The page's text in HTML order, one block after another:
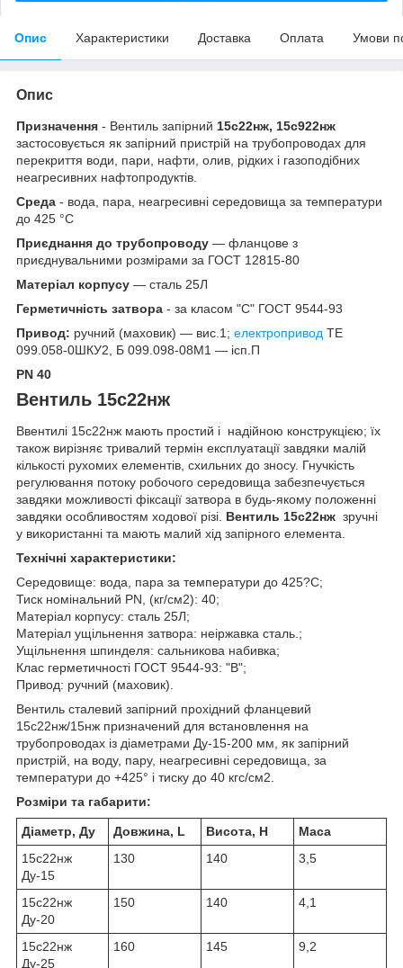
Опис Характеристики Доставка Оплата Умови
Опис
Призначення - Вентиль запірний 15с22нж, 15с922нж
застосовується як запірний пристрій на трубопроводах для
перекриття води, пари, нафти, олив, рідких і газоподібних
неагресивних нафтопродуктів.
Среда - вода, пара, неагресивні середовища за температури
до 425 °C
Приєднання до трубопроводу — фланцове з
приєднувальними розмірами за ГОСТ 12815-80
Матеріал корпусу — сталь 25Л
Герметичність затвора - за класом "С" ГОСТ 9544-93
Привод: ручний (маховик) — вис.1; електропривод ТЕ
099.058-0ШКУ2, Б 099.098-08М1 — ісп.П
PN 40
Вентиль 15с22нж
Ввентилі 15с22нж мають простий і надійною конструкцією; їх
також вирізняє тривалий термін експлуатації завдяки малій
кількості рухомих елементів, схильних до зносу. Гнучкість
регулювання потоку робочого середовища забезпечується
завдяки можливості фіксації затвора в будь-якому положенні
завдяки особливостям ходової різі. Вентиль 15с22нж зручні
у використанні та мають малий хід запірного елемента.
Технічні характеристики:
Середовище: вода, пара за температури до 425?С;
Тиск номінальний PN, (кг/см2): 40;
Матеріал корпусу: сталь 25Л;
Матеріал ущільнення затвора: неіржавка сталь.;
Ущільнення шпинделя: сальникова набивка;
Клас герметичності ГОСТ 9544-93: "В";
Привод: ручний (маховик).
Вентиль сталевий запірний прохідний фланцевий
15с22нж/15нж призначений для встановлення на
трубопроводах із діаметрами Ду-15-200 мм, як запірний
пристрій, на воду, пару, неагресивні середовища, за
температури до +425° і тиску до 40 кгс/см2.
Розміри та габарити:
Діаметр, Ду Довжина, L Висота, H
Маса
15с22нж
Ду-15
130 140 3,5
15с22нж
Ду-20
150 140 4,1
15с22нж
Ду-25
160 145 9,2